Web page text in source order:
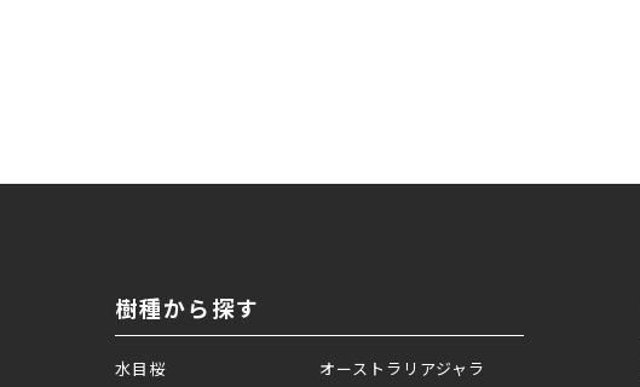
樹種から探す
水目桜
オーストラリアジャラ